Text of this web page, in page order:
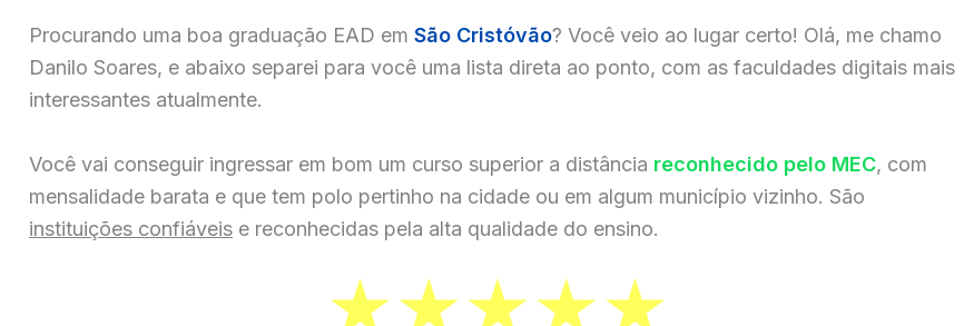
Procurando uma boa graduação EAD em São Cristóvão? Você veio ao lugar certo! Olá, me chamo
Danilo Soares, e abaixo separei para você uma lista direta ao ponto, com as faculdades digitais mais
interessantes atualmente.
Você vai conseguir ingressar em bom um curso superior a distância reconhecido pelo MEC, com
mensalidade barata e que tem polo pertinho na cidade ou em algum município vizinho. São
instituições confiáveis e reconhecidas pela alta qualidade do ensino.